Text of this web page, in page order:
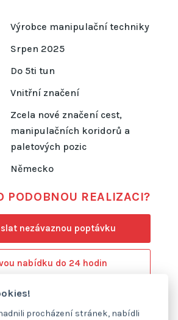
Výrobce manipulační techniky
Srpen 2025
Do 5ti tun
Vnitřní značení
Zcela nové značení cest,
manipulačních koridorů a
paletových pozic
Německo
PODOBNOU REALIZACI?
nezávaznou poptávku
nabídku do 24 hodin
procházení stránek, nabídli